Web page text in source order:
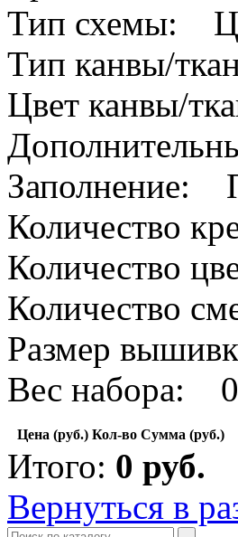
Тип схемы:
Тип канвы/
Цвет канвы/
Заполнение:
Количество
Количество
Количество
Размер
Вес набора:
Цена (руб.) Кол-во Сумма (руб.)
Итого: 0 руб.
Вернуться в